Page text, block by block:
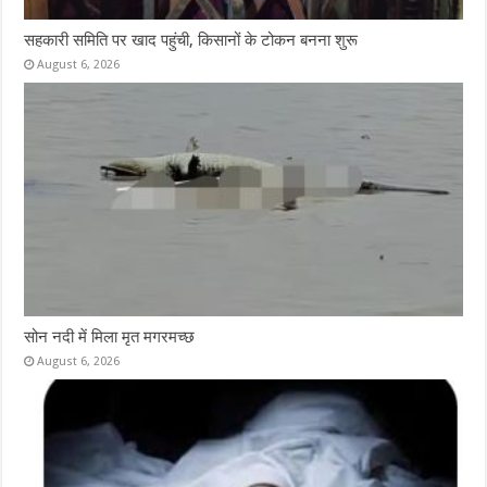
सहकारी समिति पर खाद पहुंची, किसानों के टोकन बनना शुरू
August 6, 2026
सोन नदी में मिला मृत मगरमच्छ
August 6, 2026